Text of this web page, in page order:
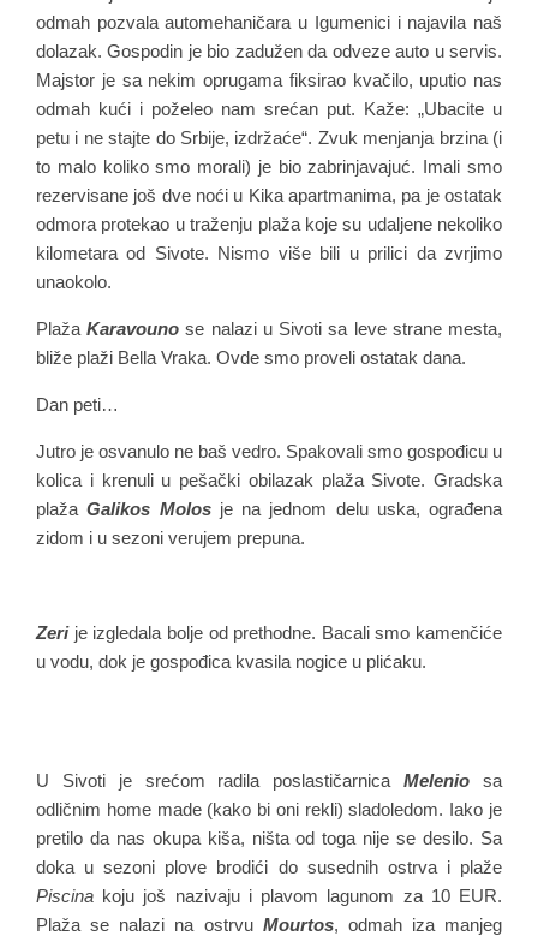
odmah pozvala automehaničara u Igumenici i najavila naš
dolazak. Gospodin je bio zadužen da odveze auto u servis.
Majstor je sa nekim oprugama fiksirao kvačilo, uputio nas
odmah kući i poželeo nam srećan put. Kaže: „Ubacite u
petu i ne stajte do Srbije, izdržaće“. Zvuk menjanja brzina (i
to malo koliko smo morali) je bio zabrinjavajuć. Imali smo
rezervisane još dve noći u Kika apartmanima, pa je ostatak
odmora protekao u traženju plaža koje su udaljene nekoliko
kilometara od Sivote. Nismo više bili u prilici da zvrjimo
unaokolo.
PlažaKaravouno se nalazi u Sivoti sa leve strane mesta,
bliže plaži Bella Vraka. Ovde smo proveli ostatak dana.
Dan peti…
Jutro je osvanulo ne baš vedro. Spakovali smo gospođicu u
kolica i krenuli u pešački obilazak plaža Sivote. Gradska
plažaGalikos Molosje na jednom delu uska, ograđena
zidom i u sezoni verujem prepuna.
Zeri je izgledala bolje od prethodne. Bacali smo kamenčiće
u vodu, dok je gospođica kvasila nogice u plićaku.
U Sivoti je srećom radila poslastičarnicaMelenio sa
odličnim home made (kako bi oni rekli) sladoledom. Iako je
pretilo da nas okupa kiša, ništa od toga nije se desilo. Sa
doka u sezoni plove brodići do susednih ostrva i plaže
Piscina koju još nazivaju i plavom lagunom za 10 EUR.
Plaža se nalazi na ostrvu Mourtos, odmah iza manjeg